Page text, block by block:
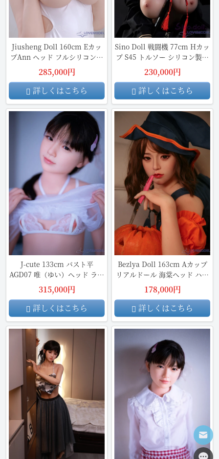
Jiusheng Doll 160cm Eカッ
プAnn ヘッド フルシリコン製
ラブドール
285,000円
詳しくはこちら
Sino Doll 戦闘機 77cm Hカッ
プ S45 トルソー シリコン製リ
アル ラブドール
230,000円
詳しくはこちら
J-cute 133cm バスト平
AGD07 唯（ゆい）ヘッド ラブ
ドール ロリ系
315,000円
詳しくはこちら
Bezlya Doll 163cm Aカップ
リアルドール 海棠ヘッド ハロ
ウィン ダッチワイフ
178,000円
詳しくはこちら